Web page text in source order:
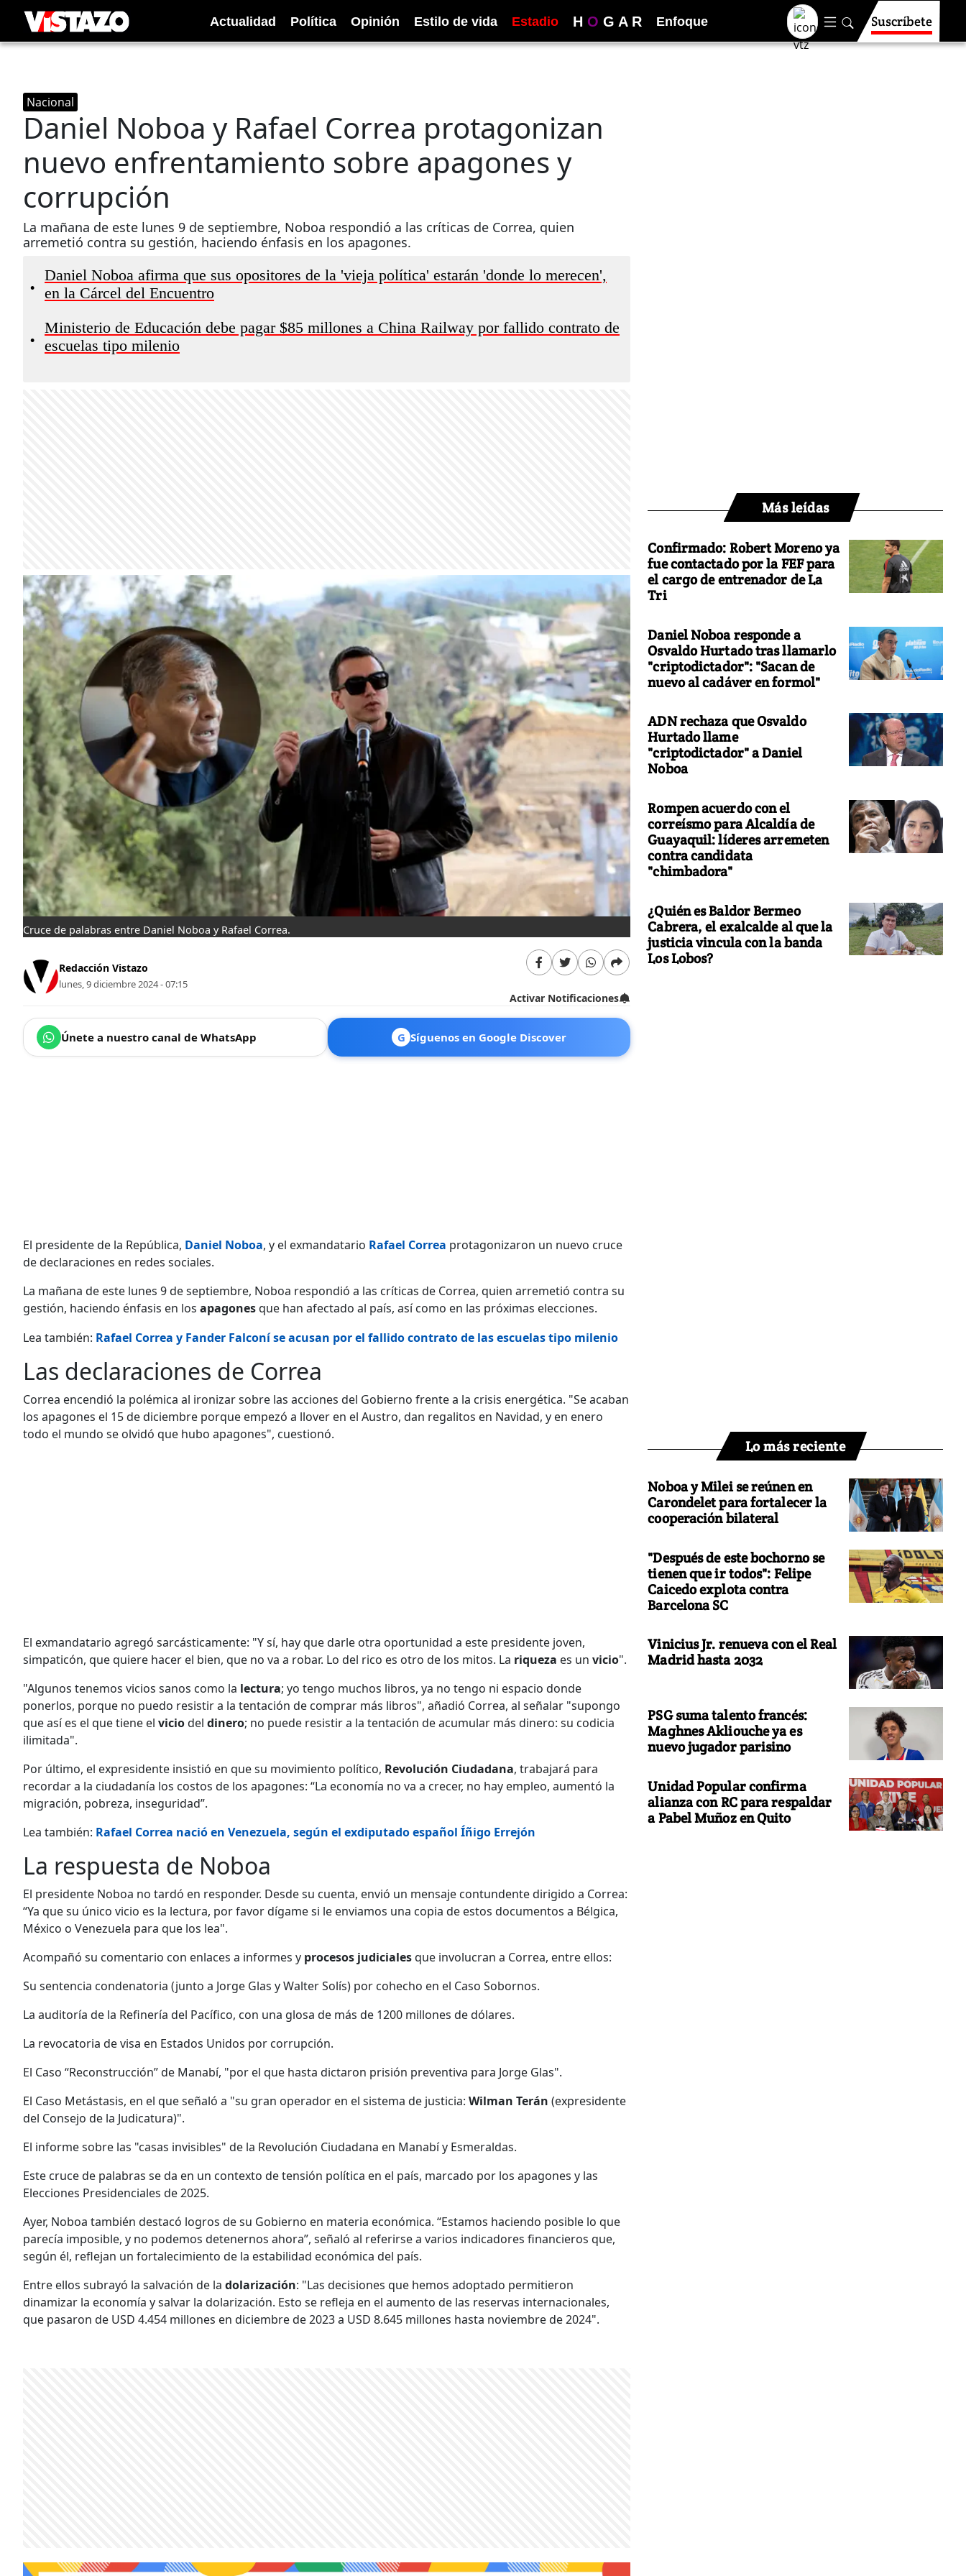
Actualidad Política Opinión Estilo de vida Estadio H O G A R Enfoque Suscríbete
Nacional
Daniel Noboa y Rafael Correa protagonizan
nuevo enfrentamiento sobre apagones y
corrupción
La mañana de este lunes 9 de septiembre, Noboa respondió a las críticas de Correa, quien
arremetió contra su gestión, haciendo énfasis en los apagones.
•
Daniel Noboa afirma que sus opositores de la 'vieja política' estarán 'donde lo merecen',
en la Cárcel del Encuentro
•
Ministerio de Educación debe pagar $85 millones a China Railway por fallido contrato de
escuelas tipo milenio
Cruce de palabras entre Daniel Noboa y Rafael Correa.
Redacción Vistazo
lunes, 9 diciembre 2024 - 07:15
Activar Notificaciones
Únete a nuestro canal de WhatsApp G Síguenos en Google Discover
El presidente de la República, Daniel Noboa, y el exmandatario Rafael Correa protagonizaron un nuevo cruce
de declaraciones en redes sociales.
La mañana de este lunes 9 de septiembre, Noboa respondió a las críticas de Correa, quien arremetió contra su
gestión, haciendo énfasis en los apagonesque han afectado al país, así como en las próximas elecciones.
Lea también: Rafael Correa y Fander Falconí se acusan por el fallido contrato de las escuelas tipo milenio
Las declaraciones de Correa
Correa encendió la polémica al ironizar sobre las acciones del Gobierno frente a la crisis energética. "Se acaban
los apagones el 15 de diciembre porque empezó a llover en el Austro, dan regalitos en Navidad, y en enero
todo el mundo se olvidó que hubo apagones", cuestionó.
El exmandatario agregó sarcásticamente: "Y sí, hay que darle otra oportunidad a este presidente joven,
simpaticón, que quiere hacer el bien, que no va a robar. Lo del rico es otro de los mitos. La riqueza es un vicio".
"Algunos tenemos vicios sanos como la lectura; yo tengo muchos libros, ya no tengo ni espacio donde
ponerlos, porque no puedo resistir a la tentación de comprar más libros", añadió Correa, al señalar "supongo
que así es el que tiene el viciodel dinero; no puede resistir a la tentación de acumular más dinero: su codicia
ilimitada".
Por último, el expresidente insistió en que su movimiento político, Revolución Ciudadana, trabajará para
recordar a la ciudadanía los costos de los apagones: “La economía no va a crecer, no hay empleo, aumentó la
migración, pobreza, inseguridad”.
Lea también: Rafael Correa nació en Venezuela, según el exdiputado español Íñigo Errejón
La respuesta de Noboa
El presidente Noboa no tardó en responder. Desde su cuenta, envió un mensaje contundente dirigido a Correa:
“Ya que su único vicio es la lectura, por favor dígame si le enviamos una copia de estos documentos a Bélgica,
México o Venezuela para que los lea".
Acompañó su comentario con enlaces a informes y procesos judicialesque involucran a Correa, entre ellos:
Su sentencia condenatoria (junto a Jorge Glas y Walter Solís) por cohecho en el Caso Sobornos.
La auditoría de la Refinería del Pacífico, con una glosa de más de 1200 millones de dólares.
La revocatoria de visa en Estados Unidos por corrupción.
El Caso “Reconstrucción” de Manabí, "por el que hasta dictaron prisión preventiva para Jorge Glas".
El Caso Metástasis, en el que señaló a "su gran operador en el sistema de justicia: Wilman Terán (expresidente
del Consejo de la Judicatura)".
El informe sobre las "casas invisibles" de la Revolución Ciudadana en Manabí y Esmeraldas.
Este cruce de palabras se da en un contexto de tensión política en el país, marcado por los apagones y las
Elecciones Presidenciales de 2025.
Ayer, Noboa también destacó logros de su Gobierno en materia económica. “Estamos haciendo posible lo que
parecía imposible, y no podemos detenernos ahora”, señaló al referirse a varios indicadores financieros que,
según él, reflejan un fortalecimiento de la estabilidad económica del país.
Entre ellos subrayó la salvación de la dolarización: "Las decisiones que hemos adoptado permitieron
dinamizar la economía y salvar la dolarización. Esto se refleja en el aumento de las reservas internacionales,
que pasaron de USD 4.454 millones en diciembre de 2023 a USD 8.645 millones hasta noviembre de 2024".
Más leídas
Confirmado: Robert Moreno ya
fue contactado por la FEF para
el cargo de entrenador de La
Tri
Daniel Noboa responde a
Osvaldo Hurtado tras llamarlo
"criptodictador": "Sacan de
nuevo al cadáver en formol"
ADN rechaza que Osvaldo
Hurtado llame
"criptodictador" a Daniel
Noboa
Rompen acuerdo con el
correísmo para Alcaldía de
Guayaquil: líderes arremeten
contra candidata
"chimbadora"
¿Quién es Baldor Bermeo
Cabrera, el exalcalde al que la
justicia vincula con la banda
Los Lobos?
Lo más reciente
Noboa y Milei se reúnen en
Carondelet para fortalecer la
cooperación bilateral
"Después de este bochorno se
tienen que ir todos": Felipe
Caicedo explota contra
Barcelona SC
Vinicius Jr. renueva con el Real
Madrid hasta 2032
PSG suma talento francés:
Maghnes Akliouche ya es
nuevo jugador parisino
Unidad Popular confirma
alianza con RC para respaldar
a Pabel Muñoz en Quito